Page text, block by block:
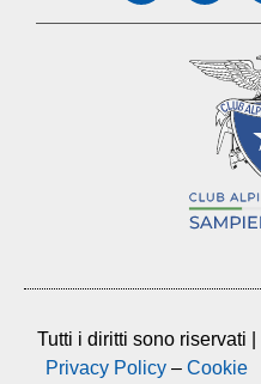
Tutti i diritti sono riservati |
Privacy Policy– Cookie